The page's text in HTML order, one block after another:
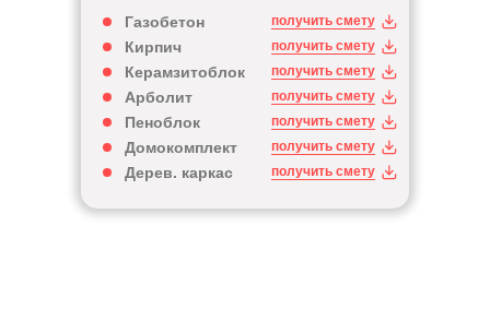
Газобетон
Кирпич
Керамзитоблок
Арболит
Пеноблок
Домокомплект
получить смету
Дерев. каркас
получить смету
получить смету
получить смету
получить смету
получить смету
получить смету